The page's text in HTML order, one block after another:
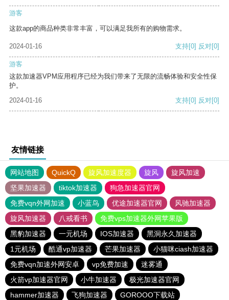
游客
这款app的商品种类非常丰富，可以满足我所有的购物需求。
2024-01-16 支持[0] 反对[0]
游客
这款加速器VPM应用程序已经为我们带来了无限的流畅体验和安全性保
护。
2024-01-16
支持[0] 反对[0]
友情链接
网站地图 QuickQ 旋风加速度器 旋风
旋风加速
坚果加速器
tiktok加速器
狗急加速器官网
免费vqn外网加速
小蓝鸟 优途加速器官网
风驰加速器
旋风加速器
八戒看书
免费vps加速器外网苹果版
黑豹加速器
一元机场 IOS加速器
黑洞永久加速器
1元机场
酷通vp加速器 芒果加速器
小猫咪ciash加速器
免费vqn加速外网安卓
vp免费加速
迷雾通
火箭vp加速器官网
小牛加速器
极光加速器官网
hammer加速器
飞狗加速器 GOROOO下载站